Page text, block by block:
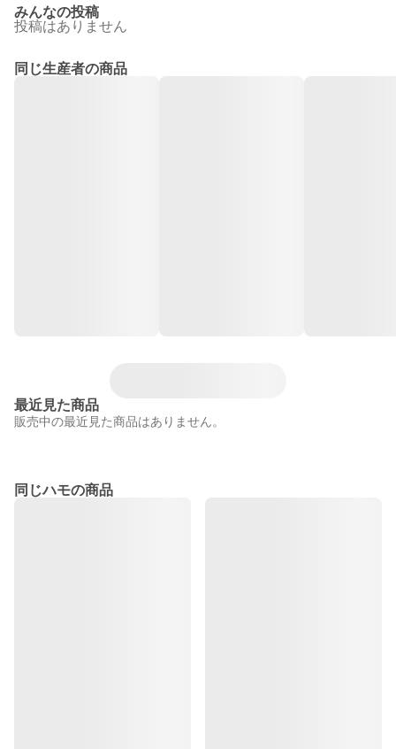
みんなの投稿
投稿はありません
同じ生産者の商品
最近見た商品
販売中の最近見た商品はありません。
同じハモの商品